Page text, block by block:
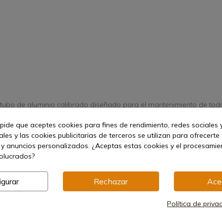
de aluminio calibrado diseñado para el mantenimiento de
especial para limpiar las estrias.
diseñados para eliminar la posibilidad de causar cualquier daño a
que aceptes cookies para fines de rendimiento, redes sociales
y las cookies publicitarias de terceros se utilizan para ofrecerte
anuncios personalizados. ¿Aceptas estas cookies y el
Rechazar
Política de